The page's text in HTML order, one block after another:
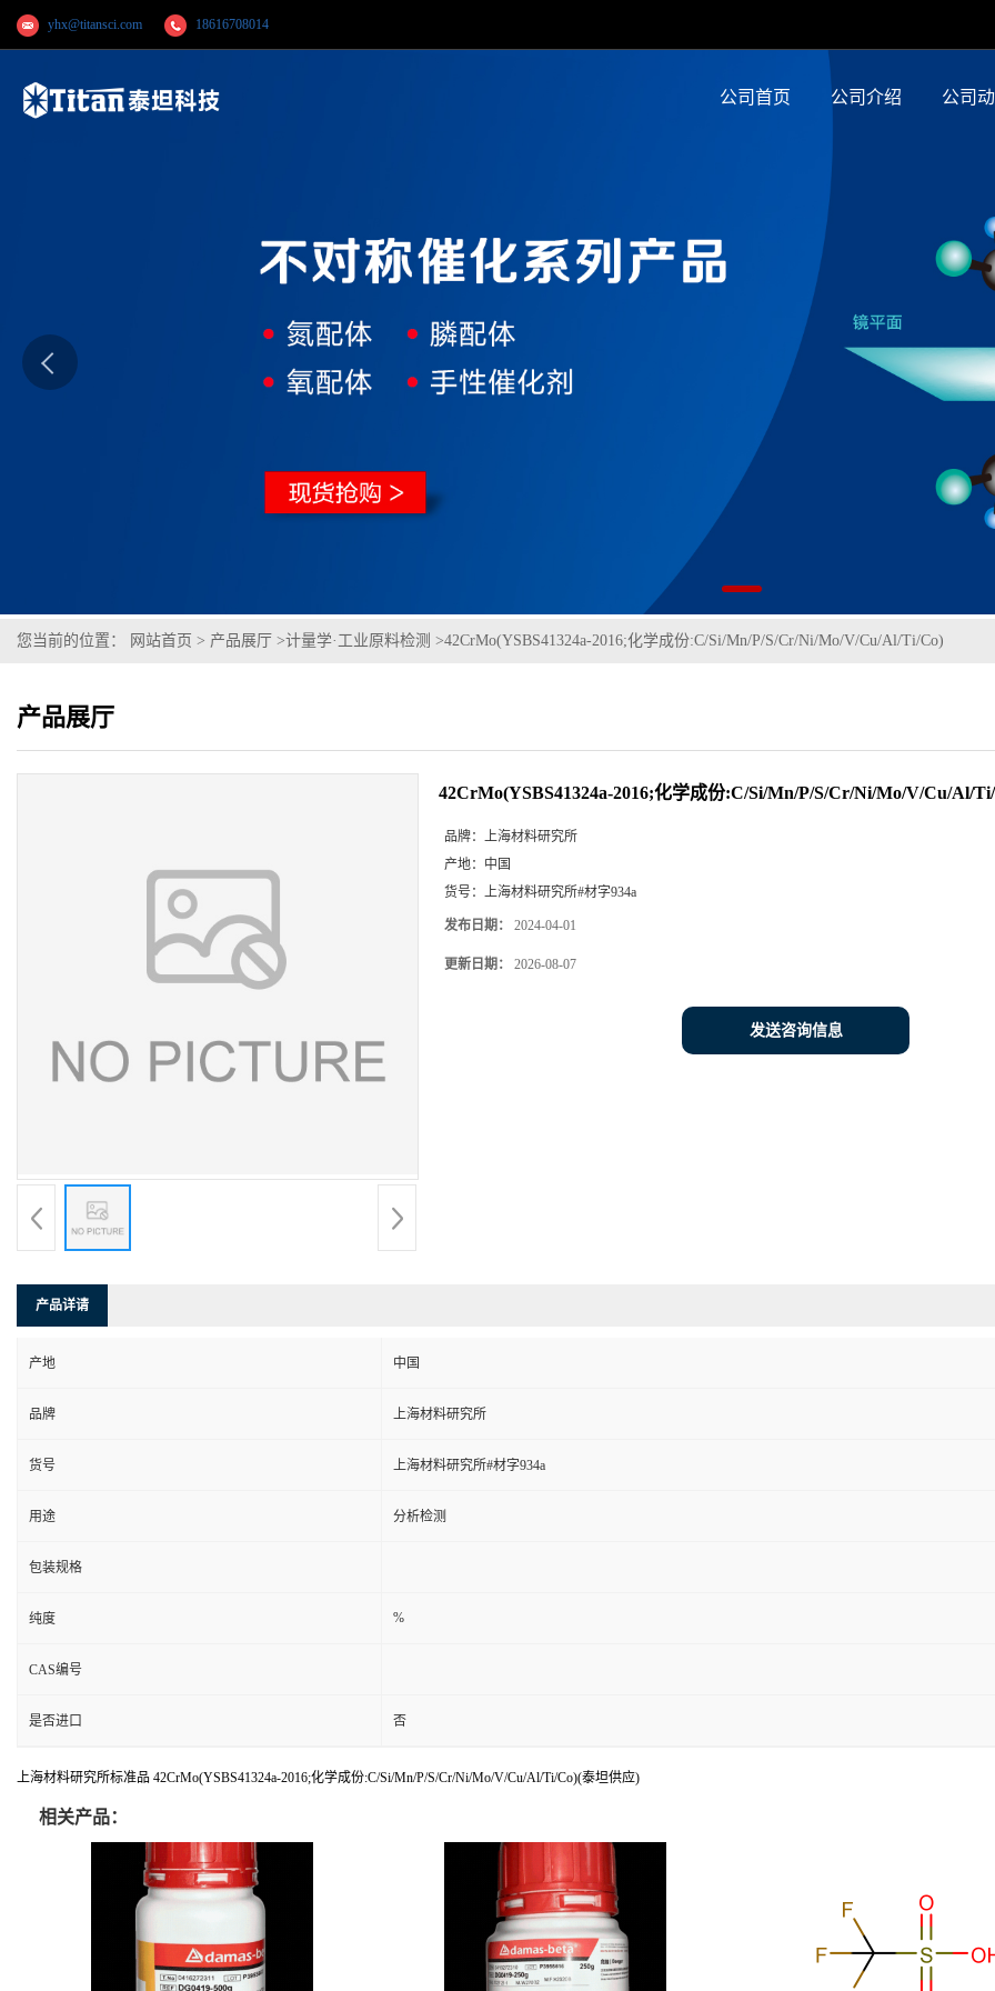
yhx@titansci.com 18616708014
公司首页 公司介绍 公司
您当前的位置： 网站首页 > 产品展厅 >计量学·工业原料检测 >42CrMo(YSBS41324a-2016;化学成份:C/Si/Mn/P/S/Cr/Ni/Mo/V/Cu/Al/Ti/Co)
产品展厅
42CrMo(YSBS41324a-2016;化学成份:C/Si/Mn/P/S/Cr/Ni/Mo/V/Cu/Al/
品牌：
上海材料研究所
产地： 中国
货号：
上海材料研究所#材字934a
发布日期： 2024-04-01
更新日期： 2026-08-07
发送咨询信息
产品详请
产地 中国
品牌 上海材料研究所
货号 上海材料研究所#材字934a
用途 分析检测
包装规格
纯度 %
CAS编号
是否进口 否
上海材料研究所标准品 42CrMo(YSBS41324a-2016;化学成份:C/Si/Mn/P/S/Cr/Ni/Mo/V/Cu/Al/Ti/Co)(泰坦供应)
相关产品：